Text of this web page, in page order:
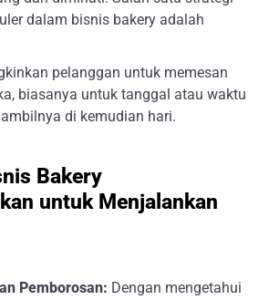
dalam bisnis bakery adalah
pelanggan untuk memesan
biasanya untuk tanggal atau waktu
di kemudian hari.
Bakery
untuk Menjalankan
Pemborosan: Dengan mengetahui